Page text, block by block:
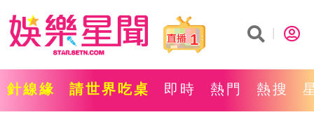
1
針線緣 請世界吃桌 即時 熱門 熱搜